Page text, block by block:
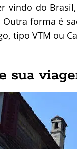
vindo do
Outra forma é
tipo VTM ou
sua